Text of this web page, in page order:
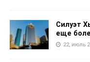
Силуэт
еще
22, июль